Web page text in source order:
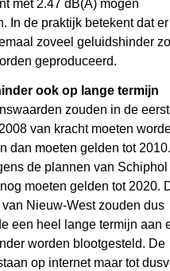
met 2.47 dB(A) mogen
In de praktijk betekent dat
zoveel geluidshinder
geproduceerd.
ook op lange termijn
zouden in de
van kracht moeten
dan moeten gelden tot 2010.
de plannen van Schiphol
moeten gelden tot 2020.
Nieuw-West zouden dus
een heel lange termijn aan
worden blootgesteld. De
op internet maar tot